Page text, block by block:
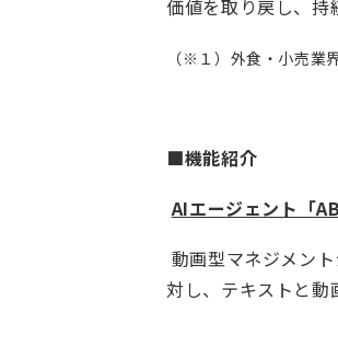
価値を取り戻し、持
（※１）外食・小売
■機能紹介
AIエージェント「
動画型マネジメン
対し、テキストと動